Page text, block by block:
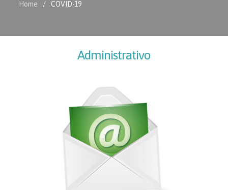
Home COVID-19
Administrativo